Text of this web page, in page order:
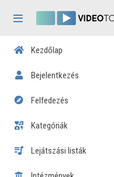
Kezdőlap
Bejelentkezés
Felfedezés
Kategóriák
Lejátszási listák